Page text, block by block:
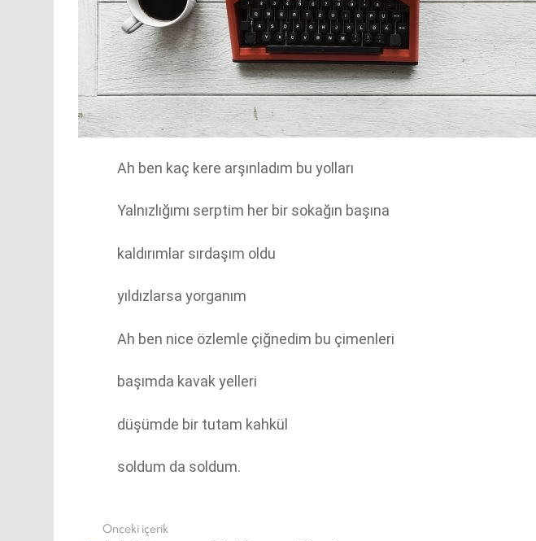
Ah ben kaç kere arşınladım bu yolları
Yalnızlığımı serptim her bir sokağın başına
kaldırımlar sırdaşım oldu
yıldızlarsa yorganım
Ah ben nice özlemle çiğnedim bu çimenleri
başımda kavak yelleri
düşümde bir tutam kahkül
soldum da soldum.
DahaÖnceki içerik